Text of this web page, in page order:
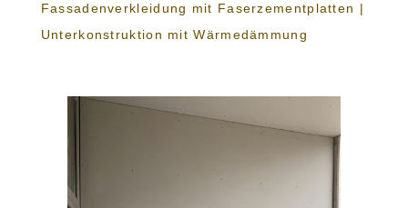
Fassadenverkleidung mit Faserzementplatten |
Unterkonstruktion mit Wärmedämmung